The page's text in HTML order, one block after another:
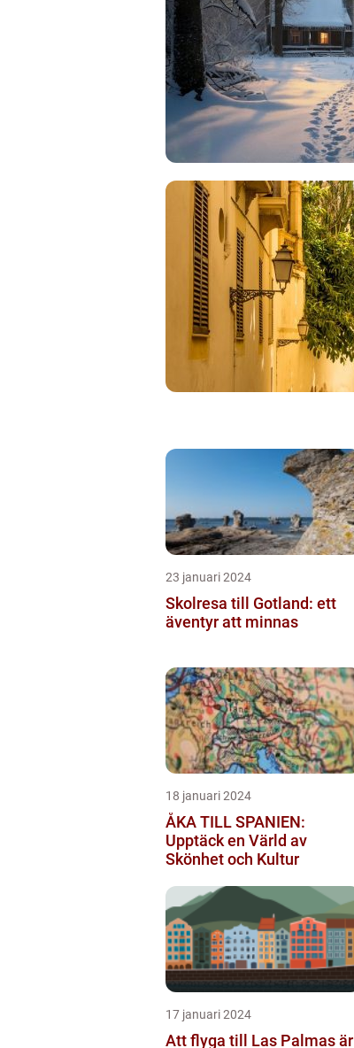
23 januari 2024
Skolresa till Gotland: ett
äventyr att minnas
18 januari 2024
ÅKA TILL SPANIEN:
Upptäck en Värld av
Skönhet och Kultur
17 januari 2024
Att flyga till Las Palmas är